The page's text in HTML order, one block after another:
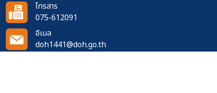
โทรสาร
075-612091
อีเมล
doh1441@doh.go.th